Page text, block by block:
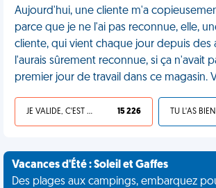
Aujourd'hui, une cliente m'a
parce que je ne l'ai pas reconnue, elle,
cliente, qui vient chaque jour depuis des
l'aurais sûrement reconnue, si ça n'avait
premier jour de travail dans ce magasin.
JE VALIDE, C'EST UNE VDM 15 226
Vacances d'Été : Soleil et Gaffes
Des plages aux campings, embarquez